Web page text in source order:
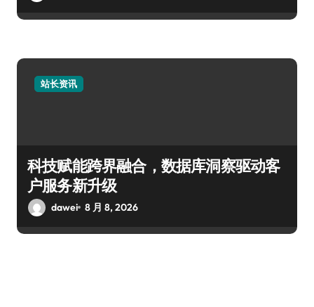
站长资讯
科技赋能跨界融合，数据库洞察驱动客
户服务新升级
dawei 8 月 8, 2026